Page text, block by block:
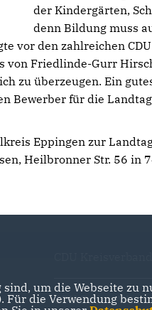
der Kindergärten,
denn Bildung muss
vor den zahlreichen
von Friedlinde-Gurr
zu überzeugen. Ein
Bewerber für die
Eppingen zur
Heilbronner Str. 56 in
CDU Baden-
um die Webseite
Für die Verwendung